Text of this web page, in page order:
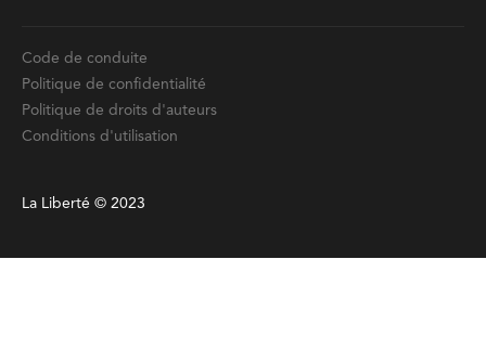
Code de conduite
Politique de confidentialité
Politique de droits d'auteurs
Conditions d'utilisation
La Liberté © 2023